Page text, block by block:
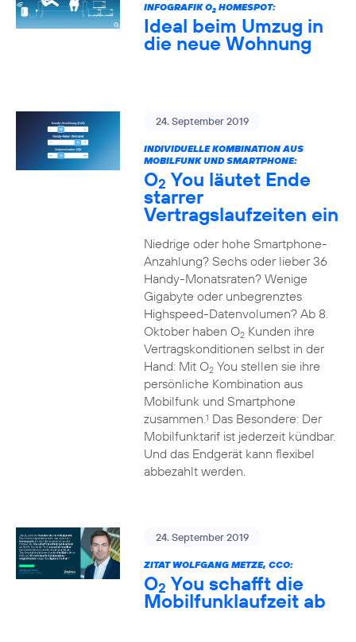
INFOGRAFIK O2HOMESPOT:
Ideal beim Umzug in
die neue Wohnung
24. September 2019
INDIVIDUELLE KOMBINATION AUS
MOBILFUNK UND SMARTPHONE:
O2 You läutet Ende
starrer
Vertragslaufzeiten ein
Niedrige oder hohe Smartphone-
Anzahlung? Sechs oder lieber 36
Handy-Monatsraten? Wenige
Gigabyte oder unbegrenztes
Highspeed-Datenvolumen? Ab 8.
Oktober haben O2Kunden ihre
Vertragskonditionen selbst in der
Hand: Mit O2You stellen sie ihre
persönliche Kombination aus
Mobilfunk und Smartphone
zusammen.1 Das Besondere: Der
Mobilfunktarif ist jederzeit kündbar.
Und das Endgerät kann flexibel
abbezahlt werden.
24. September 2019
ZITAT WOLFGANG METZE, CCO:
O2 You schafft die
Mobilfunklaufzeit ab